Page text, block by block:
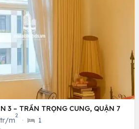
3 – TRẦN TRỌNG CUNG, QUẬN 7
m
2
· 1